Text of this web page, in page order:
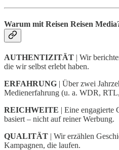
Warum mit Reisen Reisen
AUTHENTIZITÄT | Wir
die wir selbst erlebt haben.
ERFAHRUNG | Über zwei
Medienerfahrung (u. a. WDR,
REICHWEITE | Eine engagierte
basiert – nicht auf reiner Werbung.
QUALITÄT | Wir erzählen
Kampagnen, die laufen.